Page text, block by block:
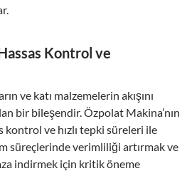
Kontrol ve
ve katı malzemelerin akışını
bir bileşendir. Özpolat Makina’nın
ve hızlı tepki süreleri ile
süreçlerinde verimliliği artırmak ve
indirmek için kritik öneme